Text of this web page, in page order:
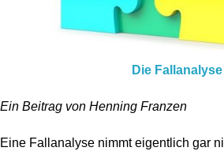
Die Fallanalyse
Ein Beitrag von Henning Franzen
Eine Fallanalyse nimmt eigentlich gar